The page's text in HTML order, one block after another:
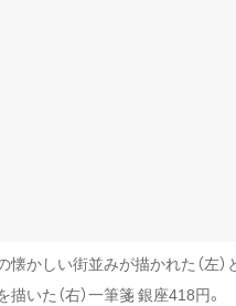
懐かしい街並みが描かれた（左）
いた（右）一筆箋 銀座418円。